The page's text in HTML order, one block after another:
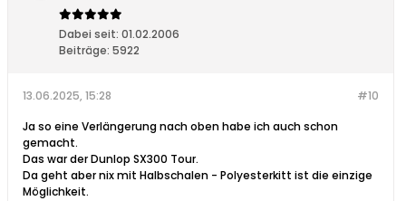
Dabei seit: 01.02.2006
Beiträge: 5922
#10
13.06.2025, 15:28
Ja so eine Verlängerung nach oben habe ich auch schon
gemacht.
Das war der Dunlop SX300 Tour.
Da geht aber nix mit Halbschalen - Polyesterkitt ist die einzige
Möglichkeit.